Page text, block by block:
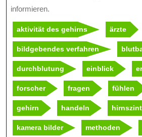
informieren.
aktivität des gehirns ärzte
bildgebendes verfahren
durchblutung einblick
forscher fragen fühlen
gehirn handeln
kamera bilder methoden